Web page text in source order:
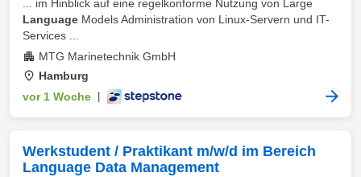
... im Hinblick auf eine regelkonforme Nutzung von Large
Language Models Administration von Linux-Servern und IT-
Services ...
MTG Marinetechnik GmbH
Hamburg
vor 1 Woche
Werkstudent / Praktikant m/w/d im Bereich
Language Data Management